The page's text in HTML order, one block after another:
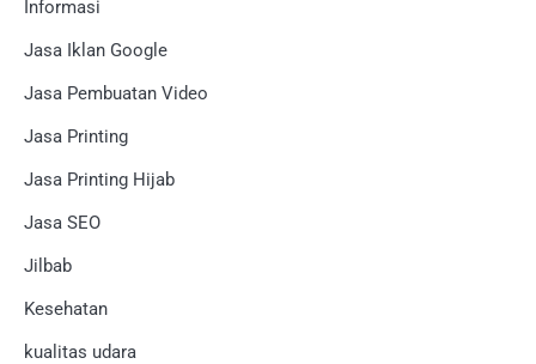
Informasi
Jasa Iklan Google
Jasa Pembuatan Video
Jasa Printing
Jasa Printing Hijab
Jasa SEO
Jilbab
Kesehatan
kualitas udara